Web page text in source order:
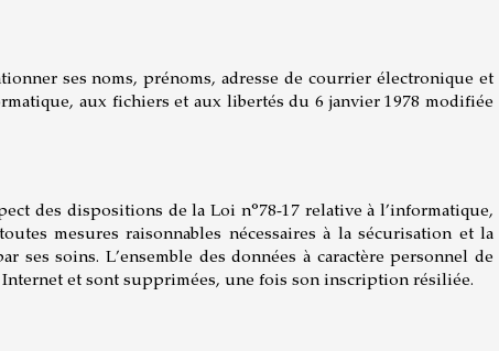
ses noms, prénoms, adresse de courrier électronique et
aux fichiers et aux libertés du 6 janvier 1978 modifiée
des dispositions de la Loi n°78-17 relative à l’informatique,
mesures raisonnables nécessaires à la sécurisation et la
soins. L’ensemble des données à caractère personnel de
et sont supprimées, une fois son inscription résiliée.